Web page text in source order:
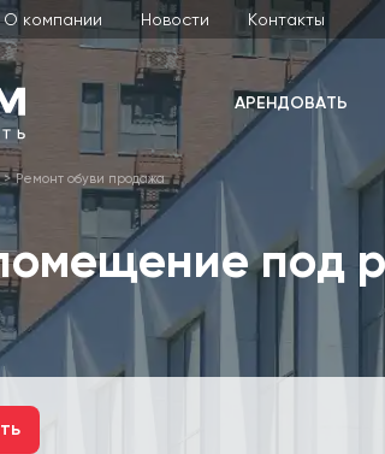
О компании Новости Контакты
АРЕНДОВАТЬ
Ремонт обуви продажа
под